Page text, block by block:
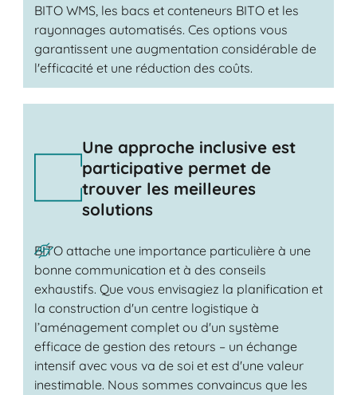
BITO WMS, les bacs et conteneurs BITO et les
rayonnages automatisés. Ces options vous
garantissent une augmentation considérable de
l'efficacité et une réduction des coûts.
Une approche inclusive est
participative permet de
trouver les meilleures
solutions
BITO attache une importance particulière à une
bonne communication et à des conseils
exhaustifs. Que vous envisagiez la planification et
la construction d'un centre logistique à
l’aménagement complet ou d'un système
efficace de gestion des retours – un échange
intensif avec vous va de soi et est d'une valeur
inestimable. Nous sommes convaincus que les